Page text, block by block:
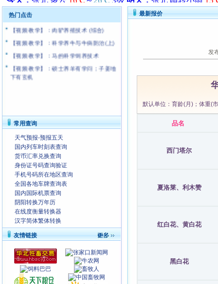
热门点击
【视频 教学】：搭好新家 养湖羊 科技苑
【视频 教学】：肉驴养殖技术 (综合)
【视频 教学】：科学养牛与牛病防治(上)
【视频 教学】：马的科学饲养技术
【视频 教学】：硕士养羊有学问；子姜地
下有玄机
常用查询
天气预报-预报五天
国内列车时刻表查询
货币汇率兑换查询
身份证号码查询验证
手机号码所在地区查询
全国各地车牌查询表
国内国际机票查询
阴阳转换万年历
在线度衡量转换器
汉字简体繁体转换
友情链接
最新报价
发
默认单位：育龄(月)；体重
品名
西门塔尔
夏洛莱、利木赞
红白花、黄白花
黑白花